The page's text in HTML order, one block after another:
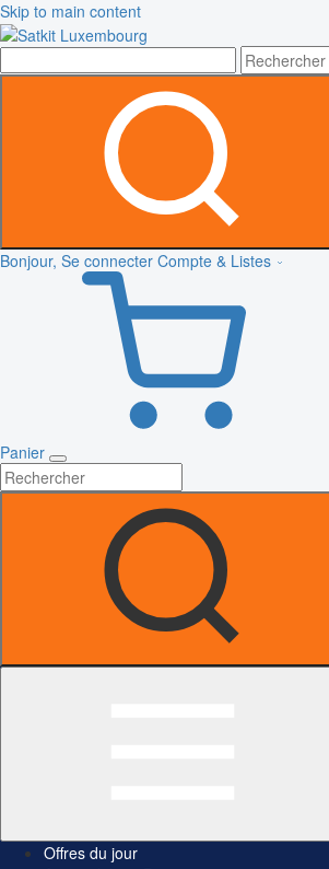
Skip to main content
Bonjour, Se connecter Compte & Listes
Panier
Offres du jour